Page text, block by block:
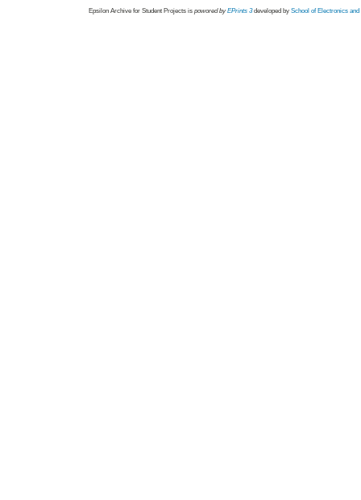
Epsilon Archive for Student Projects is powored byEPrints 3 developed by School of Electronics